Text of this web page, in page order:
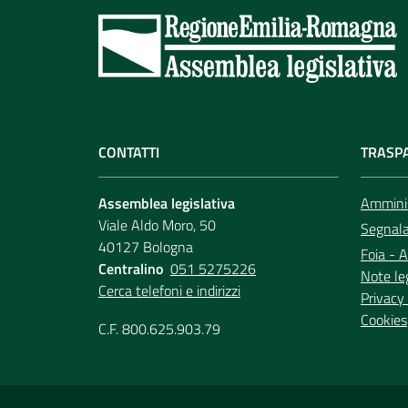
CONTATTI
Assemblea legislativa
Viale Aldo Moro, 50
40127 Bologna
Centralino 051 5275226
Cerca telefoni e indirizzi
C.F. 800.625.903.79
Foia -
Note
Cookies